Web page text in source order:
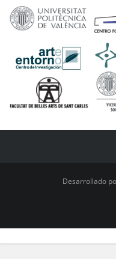
Desarrollado